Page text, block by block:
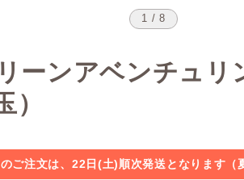
1 / 8
ーンアベンチュリ
）
ご注文は、22日(土)順次発送となります（